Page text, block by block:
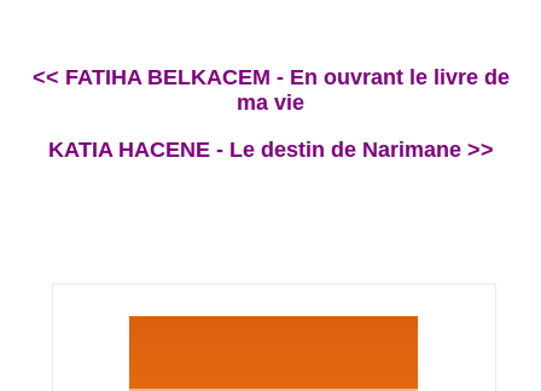
<< FATIHA BELKACEM - En ouvrant le livre de
ma vie
KATIA HACENE - Le destin de Narimane >>